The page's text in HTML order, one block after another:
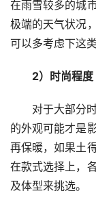
在雨雪较多的城
极端的天气状况
可以多考虑下这
2）时尚程度
对于大部分
的外观可能才是
再保暖，如果土
在款式选择上，
及体型来挑选。